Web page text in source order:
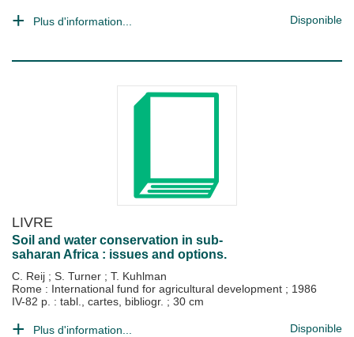
Plus d'information... Disponible
LIVRE
Soil and water conservation in sub-
saharan Africa : issues and options.
C. Reij ; S. Turner ; T. Kuhlman
Rome : International fund for agricultural development ; 1986
IV-82 p. : tabl., cartes, bibliogr. ; 30 cm
Plus d'information... Disponible